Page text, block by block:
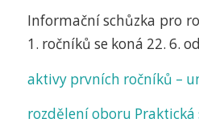
Informační schůzka pro
1. ročníků se koná 22. 6.
aktivy prvních ročníků –
rozdělení oboru